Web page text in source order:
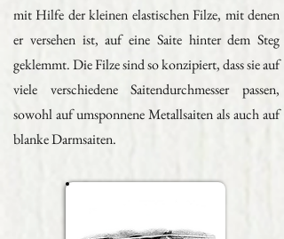
mit Hilfe der kleinen elastischen Filze, mit denen
er versehen ist, auf eine Saite hinter dem Steg
geklemmt. Die Filze sind so konzipiert, dass sie auf
viele verschiedene Saitendurchmesser passen,
sowohl auf umsponnene Metallsaiten als auch auf
blanke Darmsaiten.